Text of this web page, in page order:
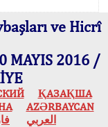
ve Hicrî
MAYIS 2016 /
ҚАЗАҚША
AZӘRBAYCAN
العربي